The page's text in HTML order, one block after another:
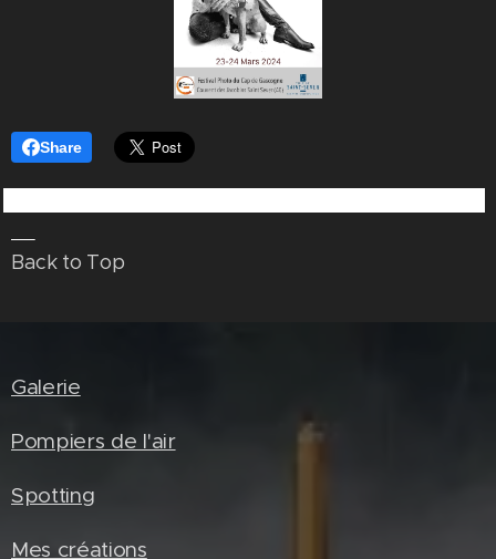
Share
Back to Top
Galerie
Pompiers de l'air
Spotting
Mes créations